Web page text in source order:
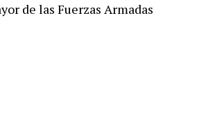
de las Fuerzas Armadas